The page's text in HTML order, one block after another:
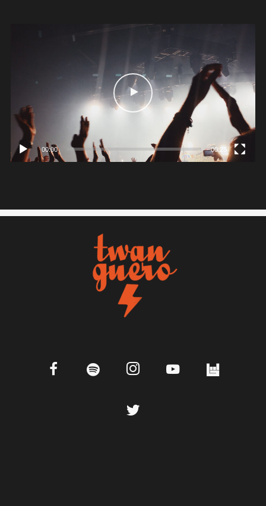
00:00 00:25